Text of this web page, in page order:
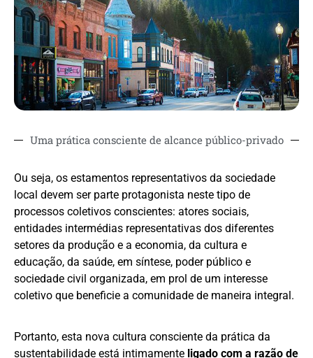
Uma prática consciente de alcance público-privado
Ou seja, os estamentos representativos da sociedade
local devem ser parte protagonista neste tipo de
processos coletivos conscientes: atores sociais,
entidades intermédias representativas dos diferentes
setores da produção e a economia, da cultura e
educação, da saúde, em síntese, poder público e
sociedade civil organizada, em prol de um interesse
coletivo que beneficie a comunidade de maneira integral.
Portanto, esta nova cultura consciente da prática da
sustentabilidade está intimamente ligado com a razão de